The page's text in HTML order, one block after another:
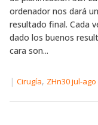
ordenador nos dará
resultado final. Cada
dado los buenos
cara son...
| Cirugía, ZHn30 jul-